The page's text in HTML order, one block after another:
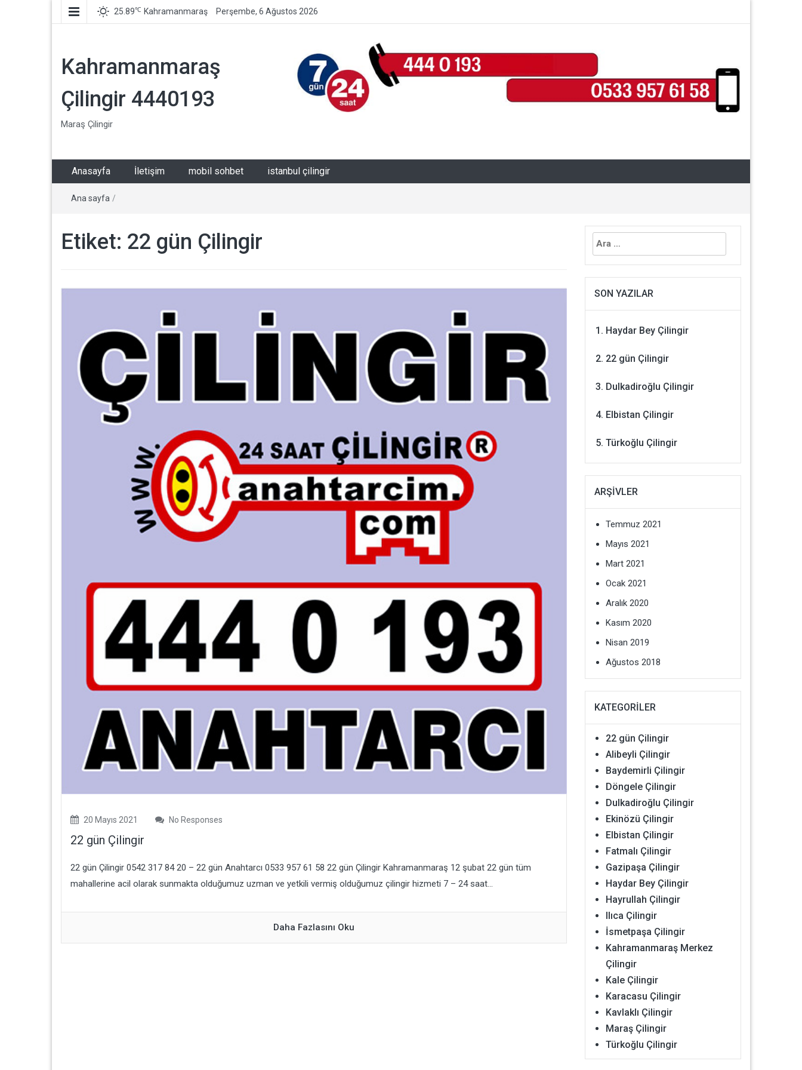
25.89℃ Kahramanmaraş Perşembe, 6 Ağustos 2026
Kahramanmaraş
Çilingir 4440193
Maraş Çilingir
Anasayfa İletişim mobil sohbet istanbul çilingir
Ana sayfa /
Etiket: 22 gün Çilingir
20 Mayıs 2021 No Responses
22 gün Çilingir
22 gün Çilingir 0542 317 84 20 – 22 gün Anahtarcı 0533 957 61 58 22 gün Çilingir Kahramanmaraş 12 şubat 22 gün tüm
mahallerine acil olarak sunmakta olduğumuz uzman ve yetkili vermiş olduğumuz çilingir hizmeti 7 – 24 saat...
Daha Fazlasını Oku
Arama:
SON YAZILAR
Haydar Bey Çilingir
22 gün Çilingir
Dulkadiroğlu Çilingir
Elbistan Çilingir
Türkoğlu Çilingir
ARŞIVLER
Temmuz 2021
Mayıs 2021
Mart 2021
Ocak 2021
Aralık 2020
Kasım 2020
Nisan 2019
Ağustos 2018
KATEGORILER
22 gün Çilingir
Alibeyli Çilingir
Baydemirli Çilingir
Döngele Çilingir
Dulkadiroğlu Çilingir
Ekinözü Çilingir
Elbistan Çilingir
Fatmalı Çilingir
Gazipaşa Çilingir
Haydar Bey Çilingir
Hayrullah Çilingir
Ilıca Çilingir
İsmetpaşa Çilingir
Kahramanmaraş Merkez
Çilingir
Kale Çilingir
Karacasu Çilingir
Kavlaklı Çilingir
Maraş Çilingir
Türkoğlu Çilingir